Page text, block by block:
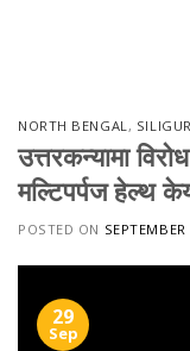
NORTH BENGAL,
उत्तरकन्यामा
मल्टिपर्पज हेल्थ
POSTED ON
29
Sep